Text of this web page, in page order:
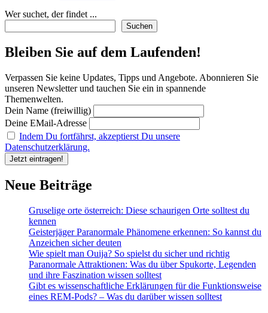
dem
‚Darknetmonster‘?
Ein
in
die
Darknets!
Wer suchet, der findet ...
Suchen
Bleiben Sie auf dem Laufenden!
Verpassen Sie keine Updates, Tipps und Angebote. Abonnieren Sie
unseren Newsletter und tauchen Sie ein in spannende
Themenwelten.
Dein Name (freiwillig)
Deine EMail-Adresse
Indem Du fortfährst, akzeptierst Du unsere
Datenschutzerklärung.
Neue Beiträge
Gruselige orte österreich: Diese schaurigen Orte solltest du
kennen
Geisterjäger Paranormale Phänomene erkennen: So kannst du
Anzeichen sicher deuten
Wie spielt man Ouija? So spielst du sicher und richtig
Paranormale Attraktionen: Was du über Spukorte, Legenden
und ihre Faszination wissen solltest
Gibt es wissenschaftliche Erklärungen für die Funktionsweise
eines REM-Pods? – Was du darüber wissen solltest